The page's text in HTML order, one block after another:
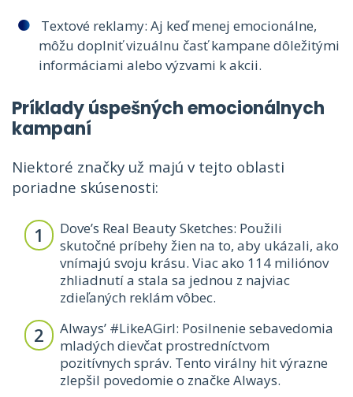
Textové reklamy: Aj keď menej emocionálne,
môžu doplniť vizuálnu časť kampane dôležitými
informáciami alebo výzvami k akcii.
Príklady úspešných emocionálnych
kampaní
Niektoré značky už majú v tejto oblasti
poriadne skúsenosti:
Dove’s Real Beauty Sketches: Použili
skutočné príbehy žien na to, aby ukázali, ako
vnímajú svoju krásu. Viac ako 114 miliónov
zhliadnutí a stala sa jednou z najviac
zdieľaných reklám vôbec.
Always’ #LikeAGirl: Posilnenie sebavedomia
mladých dievčat prostredníctvom
pozitívnych správ. Tento virálny hit výrazne
zlepšil povedomie o značke Always.